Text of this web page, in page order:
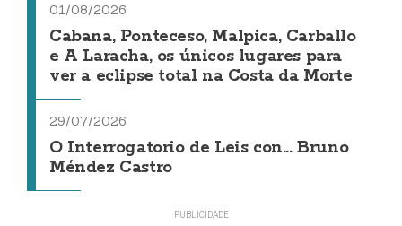
01/08/2026
Cabana, Ponteceso, Malpica, Carballo
e A Laracha, os únicos lugares para
ver a eclipse total na Costa da Morte
29/07/2026
O Interrogatorio de Leis con... Bruno
Méndez Castro